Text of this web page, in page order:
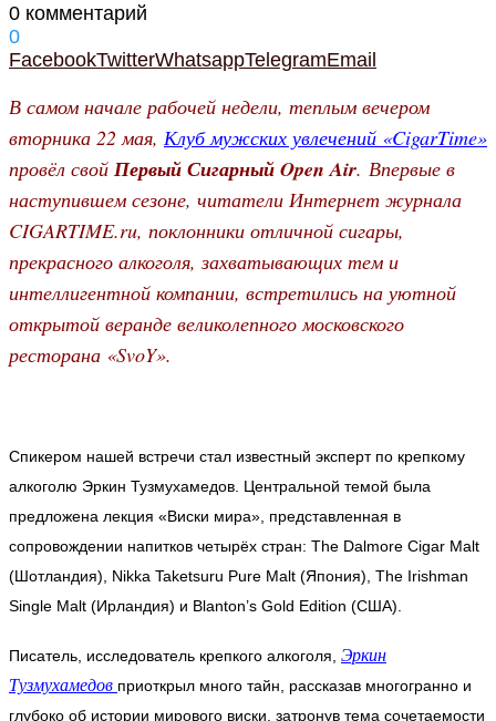
0 комментарий
0
FacebookTwitterWhatsappTelegramEmail
В самом начале рабочей недели, теплым вечером
вторника 22 мая, Клуб мужских увлечений «CigarTime»
провёл свой Первый Сигарный Open Air. Впервые в
наступившем сезоне, читатели Интернет журнала
CIGARTIME.ru, поклонники отличной сигары,
прекрасного алкоголя, захватывающих тем и
интеллигентной компании, встретились на уютной
открытой веранде великолепного московского
ресторана «SvoY».
Спикером нашей встречи стал известный эксперт по крепкому
алкоголю Эркин Тузмухамедов. Центральной темой была
предложена лекция «Виски мира», представленная в
сопровождении напитков четырёх стран: The Dalmore Cigar Malt
(Шотландия), Nikka Taketsuru Pure Malt (Япония), The Irishman
Single Malt (Ирландия) и Blanton’s Gold Edition (США).
Писатель, исследователь крепкого алкоголя, Эркин
Тузмухамедов приоткрыл много тайн, рассказав многогранно и
глубоко об истории мирового виски, затронув тема сочетаемости